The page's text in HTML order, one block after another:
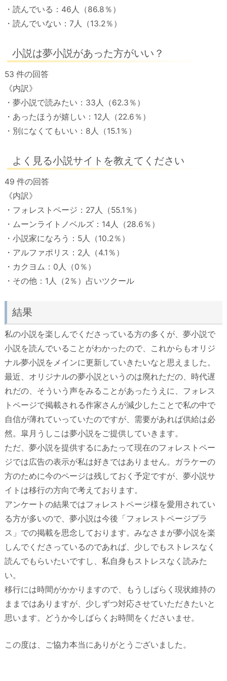
・読んでいる：46人（86.8％）
・読んでいない：7人（13.2％）
小説は夢小説があった方がいい？
53 件の回答
《内訳》
・夢小説で読みたい：33人（62.3％）
・あったほうが嬉しい：12人（22.6％）
・別になくてもいい：8人（15.1％）
よく見る小説サイトを教えてください
49 件の回答
《内訳》
・フォレストページ：27人（55.1％）
・ムーンライトノベルズ：14人（28.6％）
・小説家になろう：5人（10.2％）
・アルファポリス：2人（4.1％）
・カクヨム：0人（0％）
・その他：1人（2％）占いツクール
結果
私の小説を楽しんでくださっている方の多くが、夢小説で
小説を読んでいることがわかったので、これからもオリジ
ナル夢小説をメインに更新していきたいなと思えました。
最近、オリジナルの夢小説というのは廃れただの、時代遅
れだの、そういう声をみることがあったうえに、フォレス
トページで掲載される作家さんが減少したことで私の中で
自信が薄れていっていたのですが、需要があれば供給は必
然。皐月うしこは夢小説をご提供していきます。
ただ、夢小説を提供するにあたって現在のフォレストペー
ジでは広告の表示が私は好きではありません。ガラケーの
方のために今のページは残しておく予定ですが、夢小説サ
イトは移行の方向で考えております。
アンケートの結果ではフォレストページ様を愛用されてい
る方が多いので、夢小説は今後「フォレストページプラ
ス」での掲載を思念しております。みなさまが夢小説を楽
しんでくださっているのであれば、少しでもストレスなく
読んでもらいたいですし、私自身もストレスなく読みた
い。
移行には時間がかかりますので、もうしばらく現状維持の
ままではありますが、少しずつ対応させていただきたいと
思います。どうか今しばらくお時間をくださいませ。
この度は、ご協力本当にありがとうございました。